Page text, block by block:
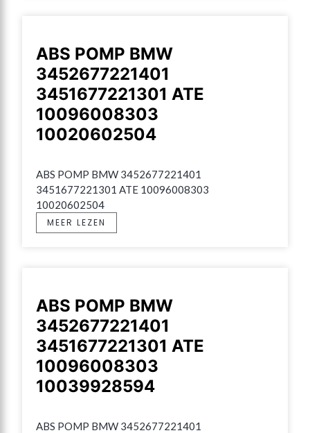
ABS POMP BMW
3452677221401
3451677221301 ATE
10096008303
10020602504
ABS POMP BMW 3452677221401
3451677221301 ATE 10096008303
10020602504
MEER LEZEN
ABS POMP BMW
3452677221401
3451677221301 ATE
10096008303
10039928594
ABS POMP BMW 3452677221401